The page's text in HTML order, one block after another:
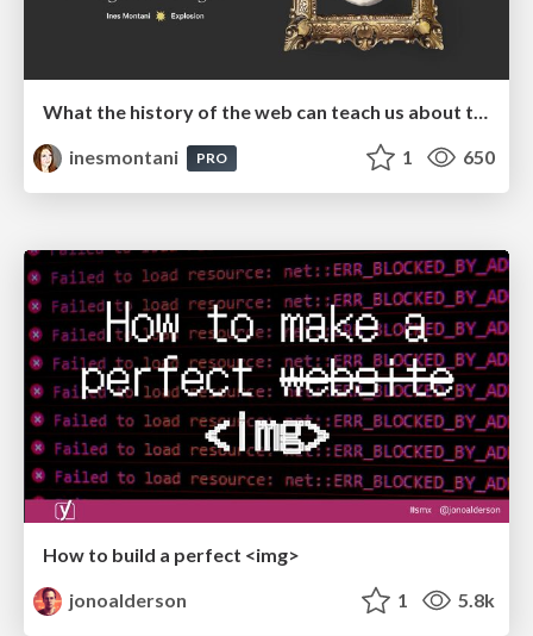
What the history of the web can teach us about the future of AI
inesmontani
PRO 1 650
How to build a perfect <img>
jonoalderson
1 5.8k